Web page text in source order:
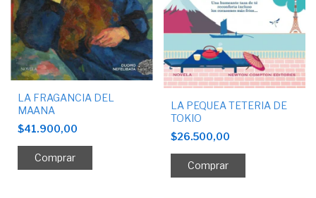
LA FRAGANCIA DEL
MAANA
$41.900,00
LA PEQUEA TETERIA DE
TOKIO
$26.500,00